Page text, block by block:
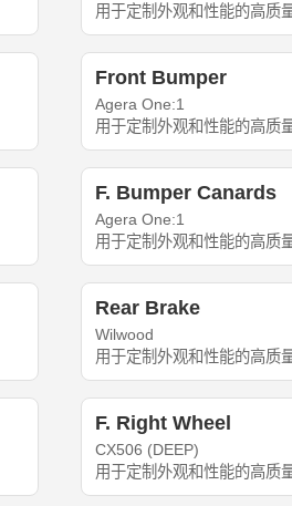
用于定制外观和性能的高质
Front Bumper
Agera One:1
用于定制外观和性能的高质
F. Bumper Canards
Agera One:1
用于定制外观和性能的高质
Rear Brake
Wilwood
用于定制外观和性能的高质
F. Right Wheel
CX506 (DEEP)
用于定制外观和性能的高质